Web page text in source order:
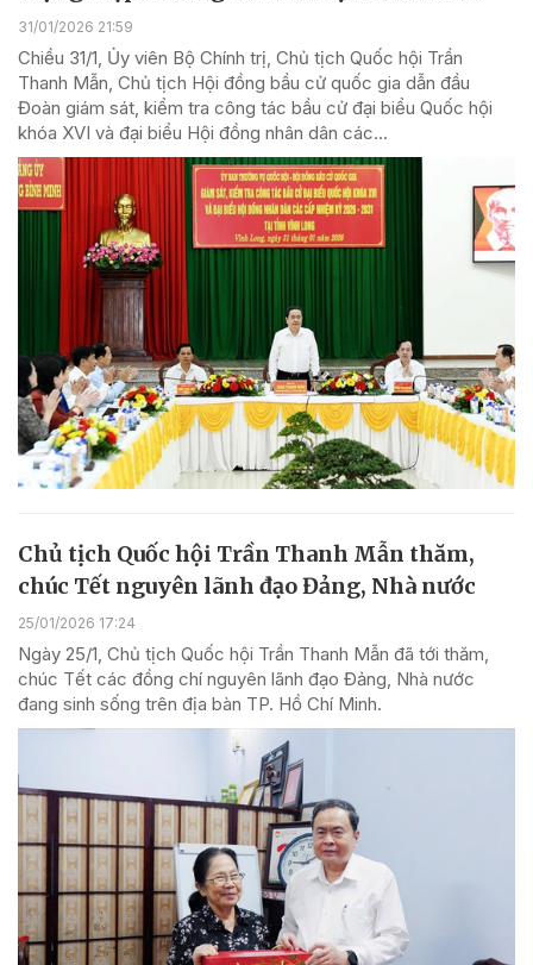
31/01/2026 21:59
Chiều 31/1, Ủy viên Bộ Chính trị, Chủ tịch Quốc hội Trần
Thanh Mẫn, Chủ tịch Hội đồng bầu cử quốc gia dẫn đầu
Đoàn giám sát, kiểm tra công tác bầu cử đại biểu Quốc hội
khóa XVI và đại biểu Hội đồng nhân dân các...
Chủ tịch Quốc hội Trần Thanh Mẫn thăm,
chúc Tết nguyên lãnh đạo Đảng, Nhà nước
25/01/2026 17:24
Ngày 25/1, Chủ tịch Quốc hội Trần Thanh Mẫn đã tới thăm,
chúc Tết các đồng chí nguyên lãnh đạo Đảng, Nhà nước
đang sinh sống trên địa bàn TP. Hồ Chí Minh.